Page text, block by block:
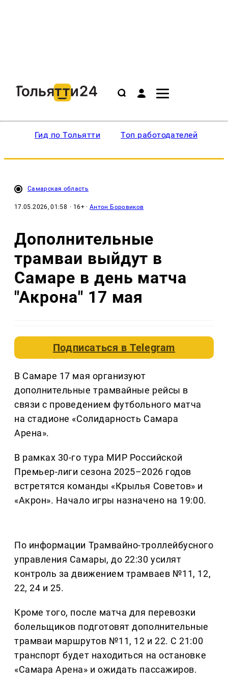
Гид по Тольятти Топ работодателей
Самарская область
17.05.2026, 01:58 · 16+ ·Антон Боровиков
Дополнительные
трамваи выйдут в
Самаре в день матча
"Акрона" 17 мая
Подписаться вTelegram
В Самаре 17 мая организуют
дополнительные трамвайные рейсы в
связи с проведением футбольного матча
на стадионе «Солидарность Самара
Арена».
В рамках 30-го тура МИР Российской
Премьер-лиги сезона 2025–2026 годов
встретятся команды «Крылья Советов» и
«Акрон». Начало игры назначено на 19:00.
По информации Трамвайно-троллейбусного
управления Самары, до 22:30 усилят
контроль за движением трамваев №11, 12,
22, 24 и 25.
Кроме того, после матча для перевозки
болельщиков подготовят дополнительные
трамваи маршрутов №11, 12 и 22. С 21:00
транспорт будет находиться на остановке
«Самара Арена» и ожидать пассажиров.